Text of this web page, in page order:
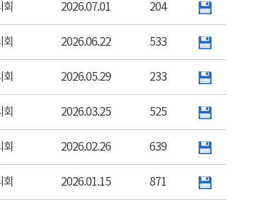
2026.07.01 204
2026.06.22 533
2026.05.29 233
2026.03.25 525
2026.02.26 639
2026.01.15 871